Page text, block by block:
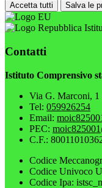
Accetta tutti Salva le
Contatti
Istituto Comprensivo
Via G. Marconi, 1
Tel: 059926254
Email:
PEC:
C.F.:
Codice
Codice Univoco
Codice Ipa: